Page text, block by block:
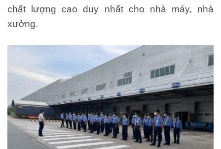
chất lượng cao duy nhất cho nhà máy, nhà
xưởng.